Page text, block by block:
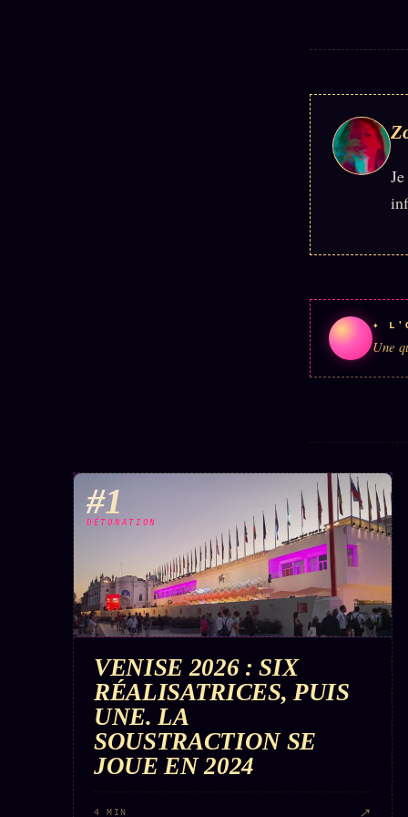
✦
Une
#1
DÉTONATION
VENISE 2026 : SIX
RÉALISATRICES, PUIS
UNE. LA
SOUSTRACTION SE
JOUE EN 2024
4 MIN ↗